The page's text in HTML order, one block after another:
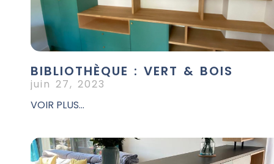
BIBLIOTHÈQUE : VERT & BOIS
juin 27, 2023
VOIR PLUS...